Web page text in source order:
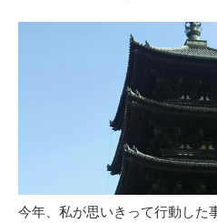
今年、私が思いきって行動した